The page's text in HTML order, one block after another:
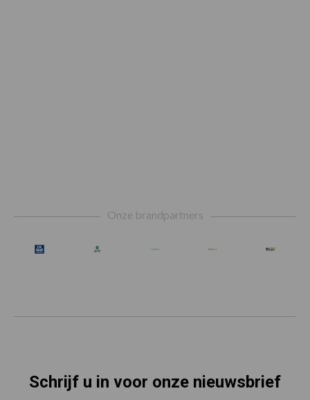
Onze brandpartners
Schrijf u in voor onze nieuwsbrief